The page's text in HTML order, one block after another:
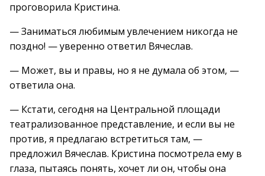
проговорила Кристина.
— Заниматься любимым увлечением никогда не
поздно! — уверенно ответил Вячеслав.
— Может, вы и правы, но я не думала об этом, —
ответила она.
— Кстати, сегодня на Центральной площади
театрализованное представление, и если вы не
против, я предлагаю встретиться там, —
предложил Вячеслав. Кристина посмотрела ему в
глаза, пытаясь понять, хочет ли он, чтобы она